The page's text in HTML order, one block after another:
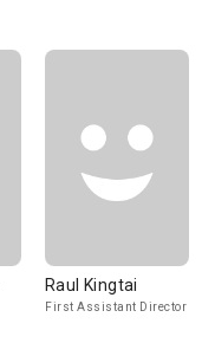
Raul Kingtai
First Assistant Director